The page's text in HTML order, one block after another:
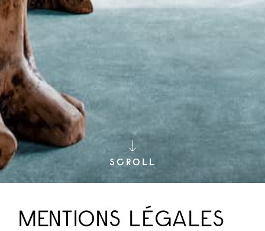
SCROLL
MENTIONS LÉGALES